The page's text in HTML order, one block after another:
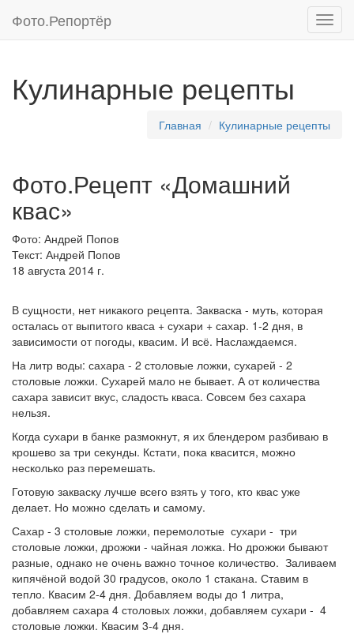
Фото.Репортёр
Кулинарные рецепты
Главная Кулинарные рецепты
Фото.Рецепт «Домашний
квас»
Фото: Андрей Попов
Текст: Андрей Попов
18 августа 2014 г.
В сущности, нет никакого рецепта. Закваска - муть, которая
осталась от выпитого кваса + сухари + сахар. 1-2 дня, в
зависимости от погоды, квасим. И всё. Наслаждаемся.
На литр воды: сахара - 2 столовые ложки, сухарей - 2
столовые ложки. Сухарей мало не бывает. А от количества
сахара зависит вкус, сладость кваса. Совсем без сахара
нельзя.
Когда сухари в банке размокнут, я их блендером разбиваю в
крошево за три секунды. Кстати, пока квасится, можно
несколько раз перемешать.
Готовую закваску лучше всего взять у того, кто квас уже
делает. Но можно сделать и самому.
Сахар - 3 столовые ложки, перемолотые сухари - три
столовые ложки, дрожжи - чайная ложка. Но дрожжи бывают
разные, однако не очень важно точное количество. Заливаем
кипячёной водой 30 градусов, около 1 стакана. Ставим в
тепло. Квасим 2-4 дня. Добавляем воды до 1 литра,
добавляем сахара 4 столовых ложки, добавляем сухари - 4
столовые ложки. Квасим 3-4 дня.